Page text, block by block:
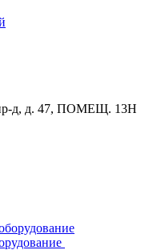
д, д. 47, ПОМЕЩ. 13Н